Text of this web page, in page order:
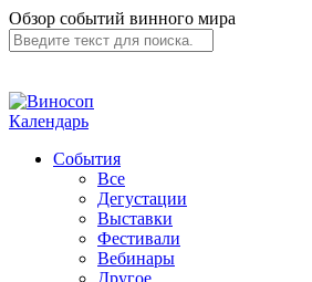
Обзор событий винного мира
Календарь
События
Все
Дегустации
Выставки
Фестивали
Вебинары
Другое